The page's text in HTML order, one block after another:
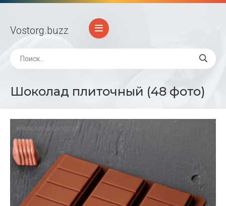
Vostorg.buzz
Шоколад плиточный (48 фото)